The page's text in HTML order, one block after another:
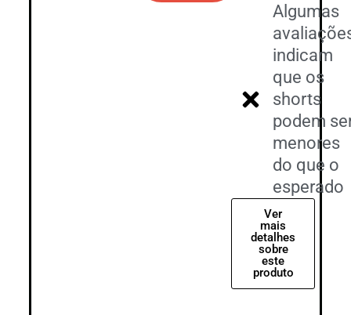
Algumas
indicam
que os
shorts
podem
menores
do que o
esperado
Ver
mais
detalhes
sobre
este
produto